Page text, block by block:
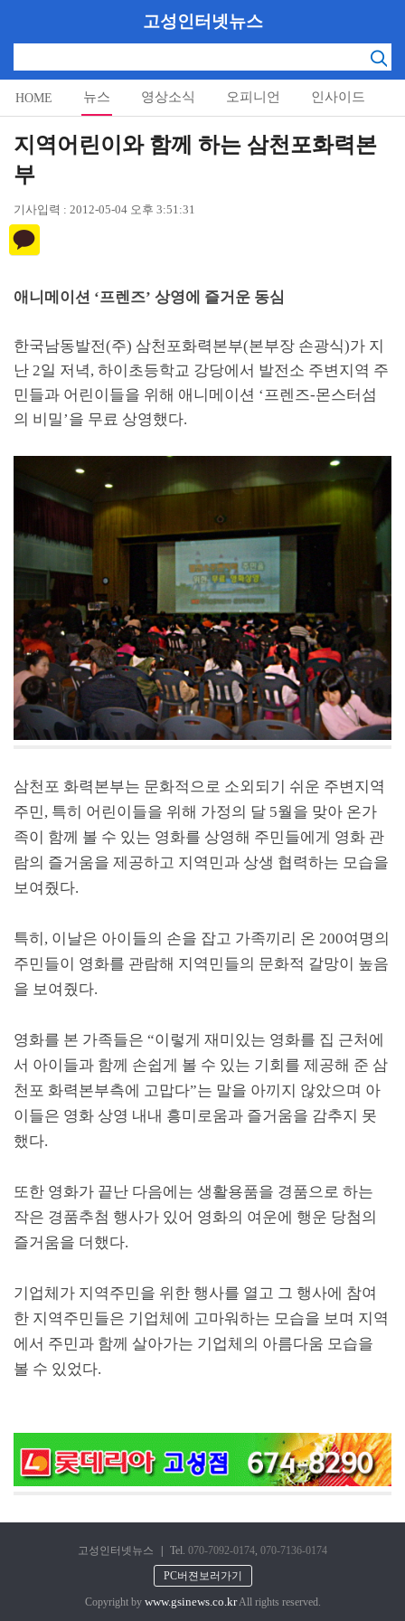
고성인터넷뉴스
HOME 뉴스 영상소식 오피니언 인사이드
알림마당
지역어린이와 함께 하는 삼천포화력본
부
기사입력 : 2012-05-04 오후 3:51:31
애니메이션 ‘프렌즈’ 상영에 즐거운 동심
한국남동발전(주) 삼천포화력본부(본부장 손광식)가 지
난 2일 저녁, 하이초등학교 강당에서 발전소 주변지역 주
민들과 어린이들을 위해 애니메이션 ‘프렌즈-몬스터섬
의 비밀’을 무료 상영했다.
삼천포 화력본부는 문화적으로 소외되기 쉬운 주변지역
주민, 특히 어린이들을 위해 가정의 달 5월을 맞아 온가
족이 함께 볼 수 있는 영화를 상영해 주민들에게 영화 관
람의 즐거움을 제공하고 지역민과 상생 협력하는 모습을
보여줬다.
특히, 이날은 아이들의 손을 잡고 가족끼리 온 200여명의
주민들이 영화를 관람해 지역민들의 문화적 갈망이 높음
을 보여줬다.
영화를 본 가족들은 “이렇게 재미있는 영화를 집 근처에
서 아이들과 함께 손쉽게 볼 수 있는 기회를 제공해 준 삼
천포 화력본부측에 고맙다”는 말을 아끼지 않았으며 아
이들은 영화 상영 내내 흥미로움과 즐거움을 감추지 못
했다.
또한 영화가 끝난 다음에는 생활용품을 경품으로 하는
작은 경품추첨 행사가 있어 영화의 여운에 행운 당첨의
즐거움을 더했다.
기업체가 지역주민을 위한 행사를 열고 그 행사에 참여
한 지역주민들은 기업체에 고마워하는 모습을 보며 지역
에서 주민과 함께 살아가는 기업체의 아름다움 모습을
볼 수 있었다.
고성인터넷뉴스 Tel. 070-7092-0174, 070-7136-0174
PC버젼보러가기
Copyright by www.gsinews.co.krAll rights reserved.